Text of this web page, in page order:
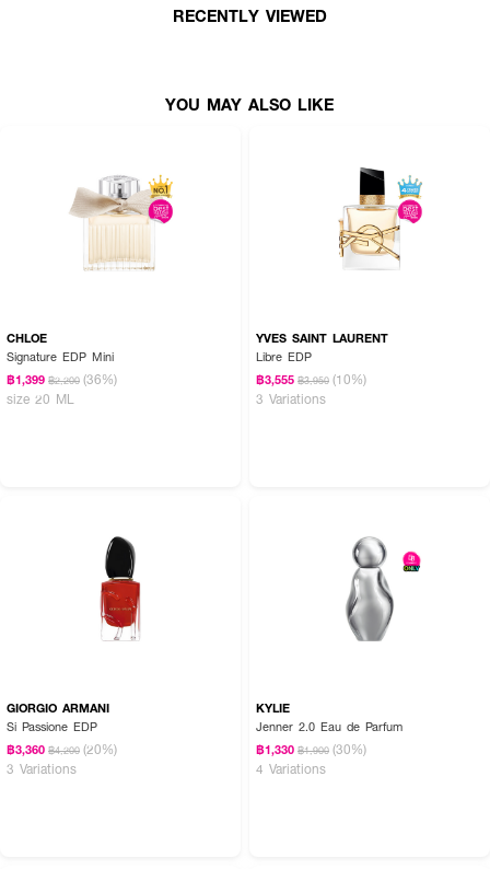
JIMMY CHOO I Want Choo EDP
ตามบริเวณจุดชีพจร เช่น ต้นคอ ข้อ
มือ ข้อพับแขน และสามารถเพิ่มความหอมให้เสื้อผ้า เพื่อกลิ่นที่ติดทนตลอดทั้งวัน
RECENTLY VIEWED
YOU MAY ALSO LIKE
CHLOE
Signature EDP Mini
฿1,399 ฿2,200 (36%)
size 20 ML
YVES SAINT LAURENT
Libre EDP
฿3,555 ฿3,950 (10%)
3 Variations
GIORGIO ARMANI
Si Passione EDP
฿3,360 ฿4,200 (20%)
3 Variations
KYLIE
Jenner 2.0 Eau de Parfum
฿1,330 ฿1,900 (30%)
4 Variations